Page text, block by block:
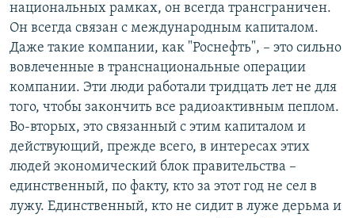
национальных рамках, он всегда трансграничен.
Он всегда связан с международным капиталом.
Даже такие компании, как "Роснефть", – это сильно
вовлеченные в транснациональные операции
компании. Эти люди работали тридцать лет не для
того, чтобы закончить все радиоактивным пеплом.
Во-вторых, это связанный с этим капиталом и
действующий, прежде всего, в интересах этих
людей экономический блок правительства –
единственный, по факту, кто за этот год не сел в
лужу. Единственный, кто не сидит в луже дерьма и